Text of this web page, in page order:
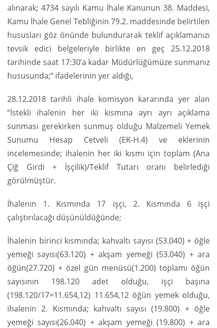
alınarak; 4734 sayılı Kamu İhale Kanunun 38. Maddesi,
Kamu İhale Genel Tebliğinin 79.2. maddesinde belirtilen
hususları göz önünde bulundurarak teklif açıklamanızı
tevsik edici belgeleriyle birlikte en geç 25.12.2018
tarihinde saat 17:30’a kadar Müdürlüğümüze sunmanız
hususunda;” ifadelerinin yer aldığı,
28.12.2018 tarihli ihale komisyon kararında yer alan
“İstekli ihalenin her iki kısmına ayrı ayrı açıklama
sunması gerekirken sunmuş olduğu Malzemeli Yemek
Sunumu Hesap Cetveli (EK-H.4) ve eklerinin
incelemesinde; ihalenin her iki kısmı için toplam (Ana
Çiğ Girdi + İşçilik)/Teklif Tutarı oranı belirlediği
görülmüştür.
İhalenin 1. Kısmında 17 işçi, 2. Kısmında 6 işçi
çalıştırılacağı düşünüldüğünde;
İhalenin birinci kısmında; kahvaltı sayısı (53.040) + öğle
yemeği sayısı(63.120) + akşam yemeği (53.040) + ara
öğün(27.720) + özel gün menüsü(1.200) toplamı öğün
sayısının 198.120 adet olduğu, işçi başına
(198.120/17=11.654,12) 11.654,12 öğün yemek olduğu,
ihalenin 2. Kısmında; kahvaltı sayısı (19.800) + öğle
yemeği sayısı(26.040) + akşam yemeği (19.800) + ara